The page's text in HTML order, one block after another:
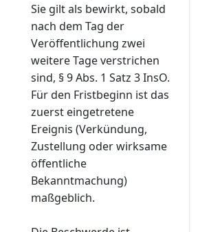
Sie gilt als bewirkt, sobald
nach dem Tag der
Veröffentlichung zwei
weitere Tage verstrichen
sind, § 9 Abs. 1 Satz 3 InsO.
Für den Fristbeginn ist das
zuerst eingetretene
Ereignis (Verkündung,
Zustellung oder wirksame
öffentliche
Bekanntmachung)
maßgeblich.